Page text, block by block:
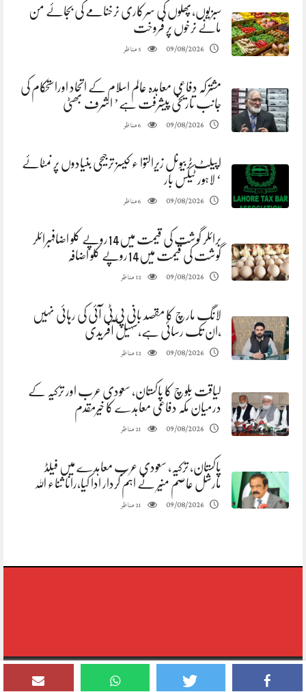
سبزیوں،پھلوں کی سرکاری نرخنامے کی بجائے من
مانے نرخوں پر فروخت
09/08/2026
5مناظر
مشترکہ دفاعی معاہدہ عالم اسلام کے اتحاد اوراستحکام کی
جانب تاریخی پیشرفت ہے’ اشرف بھٹی
09/08/2026
6مناظر
اپیلٹ ٹربیونل زیرالتوا ء کیسز ترجیحی بنیادوں پر نمٹائے
‘ لاہور ٹیکس بار
09/08/2026
6مناظر
برائلر گوشت کی قیمت میں14روپے کلو اضافہبرائلر
گوشت کی قیمت میں14روپے کلو اضافہ
09/08/2026
12مناظر
لانگ مارچ کا مقصد بانی پی ٹی آئی کی رہائی نہیں
،ان تک رسائی ہے،سہیل آفریدی
09/08/2026
12مناظر
لیاقت بلوچ کا پاکستان، سعودی عرب اور ترکیہ کے
درمیان مکہ دفاعی معاہدے کا خیرمقدم
09/08/2026
21مناظر
پاکستان، ترکیہ، سعودی عرب معاہدے میں فیلڈ
مارشل عاصم منیر نے اہم کردار ادا کیا،رانا ثناء اللہ
09/08/2026
21مناظر
Designed By Siddique Meo #03334456813